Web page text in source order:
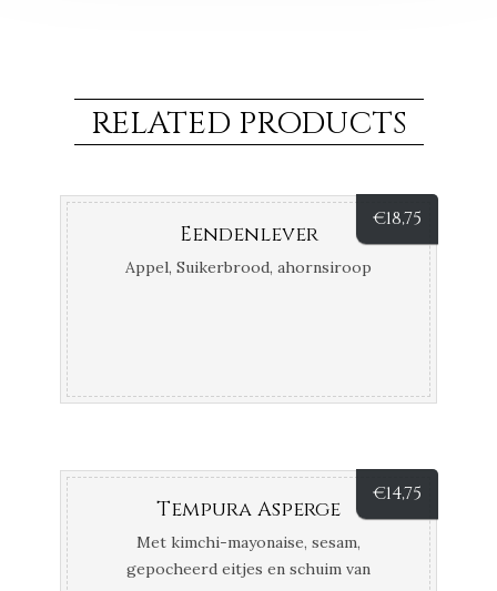
RELATED PRODUCTS
€18,75
Eendenlever
Appel, Suikerbrood, ahornsiroop
€14,75
Tempura Asperge
Met kimchi-mayonaise, sesam,
gepocheerd eitjes en schuim van